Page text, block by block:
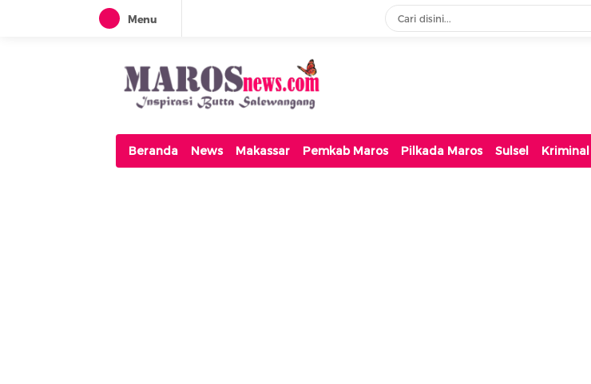
Menu
Maros News
Inspirasi Butta Salewangang
Beranda News Makassar Pemkab Maros Pilkada Maros Sulsel Kriminal